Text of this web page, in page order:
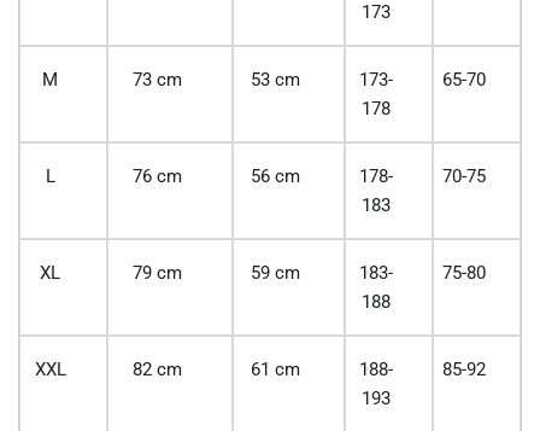
173
M 73 cm 53 cm
173-
178
65-70
L 76 cm 56 cm
178-
183
70-75
XL 79 cm 59 cm
183-
188
75-80
XXL 82 cm 61 cm
188-
193
85-92